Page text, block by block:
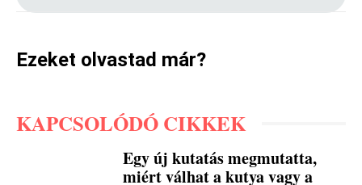
Ezeket olvastad már?
KAPCSOLÓDÓ CIKKEK
Egy új kutatás megmutatta,
miért válhat a kutya vagy a